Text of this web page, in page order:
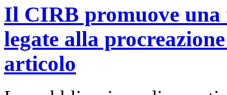
Il CIRB promuove una
legate alla
articolo